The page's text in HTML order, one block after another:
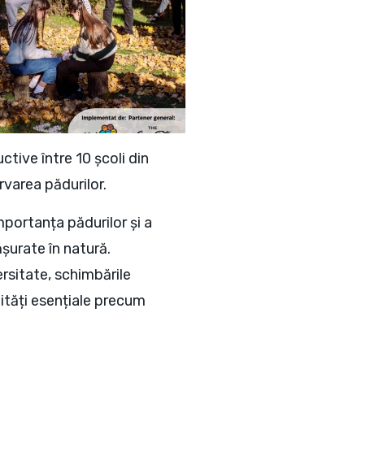
între 10 școli din
pădurilor.
pădurilor și a
în natură.
schimbările
esențiale precum